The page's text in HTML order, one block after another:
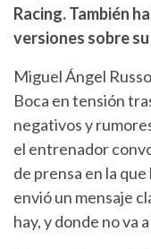
Racing. También
versiones sobre
Miguel Ángel
Boca en tensión
negativos y
el entrenador
de prensa en la
envió un mensaje
hay, y donde no va